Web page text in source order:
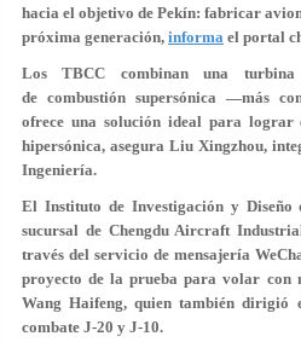
hacia el objetivo de Pekín: fabricar
próxima generación, informa el portal
Los TBCC combinan una
de combustión supersónica —más
ofrece una solución ideal para
hipersónica, asegura Liu Xingzhou,
Ingeniería.
El Instituto de Investigación y Diseño
sucursal de Chengdu Aircraft
través del servicio de mensajería
proyecto de la prueba para volar con
Wang Haifeng, quien también dirigió
combate J-20 y J-10.